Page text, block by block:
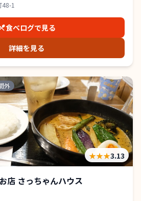
1
食べログで見る
詳細を見る
外
★★★3.13
さっちゃんハウス